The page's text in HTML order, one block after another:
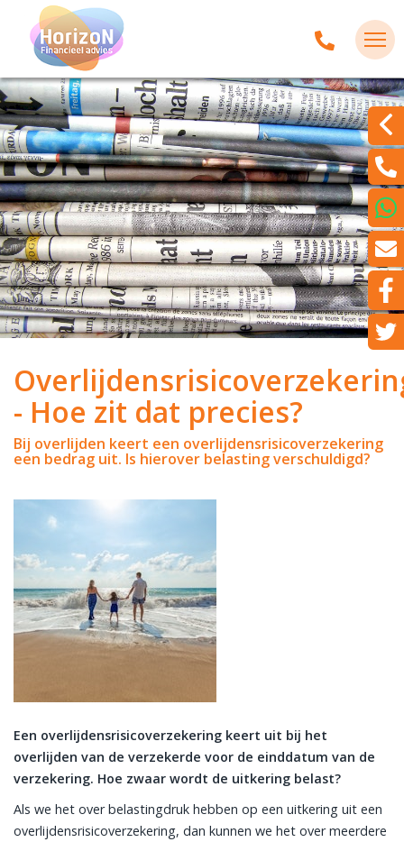
- Hoe zit dat precies?
Bij overlijden keert een overlijdensrisicoverzekering
een bedrag uit. Is hierover belasting verschuldigd?
Een overlijdensrisicoverzekering keert uit bij het
overlijden van de verzekerde voor de einddatum van de
verzekering. Hoe zwaar wordt de uitkering belast?
Als we het over belastingdruk hebben op een uitkering uit een
overlijdensrisicoverzekering, dan kunnen we het over meerdere